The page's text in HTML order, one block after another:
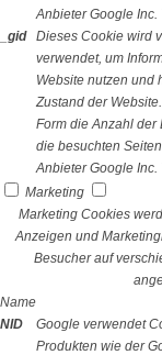
Anbieter Google Inc.
_gid
Dieses Cookie wird
verwendet, um
Website nutzen und
Zustand der
Form die Anzahl der
die besuchten
Anbieter Google Inc.
Marketing
Marketing Cookies
Anzeigen und
Besucher auf
Name
NID
Google verwendet
Produkten wie der